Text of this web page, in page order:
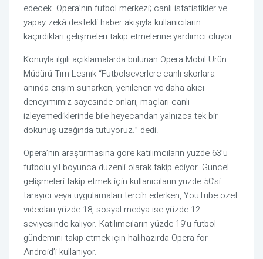
edecek. Opera’nın futbol merkezi; canlı istatistikler ve
yapay zekâ destekli haber akışıyla kullanıcıların
kaçırdıkları gelişmeleri takip etmelerine yardımcı oluyor.
Konuyla ilgili açıklamalarda bulunan Opera Mobil Ürün
Müdürü Tim Lesnik “Futbolseverlere canlı skorlara
anında erişim sunarken, yenilenen ve daha akıcı
deneyimimiz sayesinde onları, maçları canlı
izleyemediklerinde bile heyecandan yalnızca tek bir
dokunuş uzağında tutuyoruz.” dedi.
Opera’nın araştırmasına göre katılımcıların yüzde 63’ü
futbolu yıl boyunca düzenli olarak takip ediyor. Güncel
gelişmeleri takip etmek için kullanıcıların yüzde 50’si
tarayıcı veya uygulamaları tercih ederken, YouTube özet
videoları yüzde 18, sosyal medya ise yüzde 12
seviyesinde kalıyor. Katılımcıların yüzde 19’u futbol
gündemini takip etmek için halihazırda Opera for
Android’i kullanıyor.